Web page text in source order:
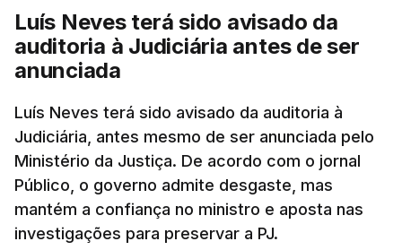
cidadãos adultos em situação ilegal, se
tiverem filhos menores.
prazo de 60 dias, os imigrantes terão que ser
libertados,ainda que os seus pedidos de asilo
tenham sido rejeitados pelas autoridades
competentes”, referem.
“Isto é de uma enorme irresponsabilidade
Luís Neves terá sido avisado da
auditoria à Judiciária antes de ser
anunciada
Luís Neves terá sido avisado da auditoria à
Judiciária, antes mesmo de ser anunciada pelo
Ministério da Justiça. De acordo com o jornal
Público, o governo admite desgaste, mas
mantém a confiança no ministro e aposta nas
investigações para preservar a PJ.